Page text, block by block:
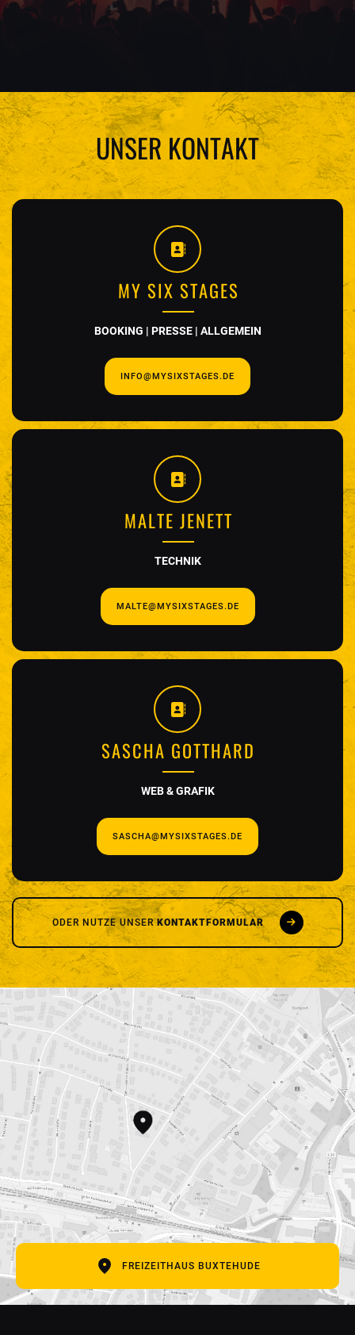
UNSER KONTAKT
MY SIX STAGES
BOOKING | PRESSE | ALLGEMEIN
INFO@MYSIXSTAGES.DE
MALTE JENETT
TECHNIK
MALTE@MYSIXSTAGES.DE
SASCHA GOTTHARD
WEB & GRAFIK
SASCHA@MYSIXSTAGES.DE
ODER NUTZE UNSERKONTAKTFORMULAR
SCHREIB UNS
Vor- und Nachname
E-Mail Adresse
Betreff
FREIZEITHAUS BUXTEHUDE